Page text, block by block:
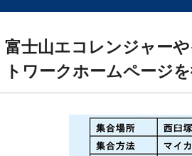
富士山エコレンジャー
トワークホームページ